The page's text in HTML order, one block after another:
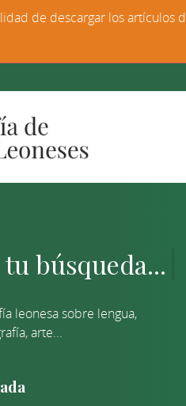
leonesa sobre lengua,
arte...
de descargar los artículos